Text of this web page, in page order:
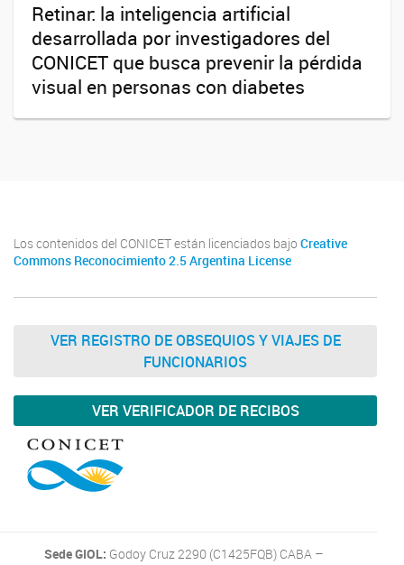
Retinar: la inteligencia artificial
desarrollada por investigadores del
CONICET que busca prevenir la pérdida
visual en personas con diabetes
Los contenidos del CONICET están licenciados bajo Creative
Commons Reconocimiento 2.5 Argentina License
VER REGISTRO DE OBSEQUIOS Y VIAJES DE
FUNCIONARIOS
VER VERIFICADOR DE RECIBOS
Sede GIOL: Godoy Cruz 2290 (C1425FQB) CABA –